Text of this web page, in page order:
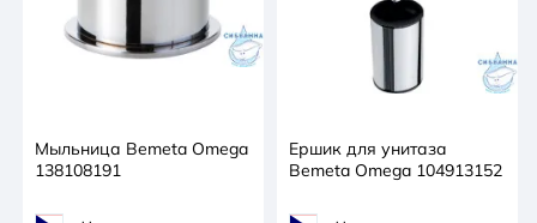
Мыльница Bemeta Omega
138108191
Ершик для унитаза
Bemeta Omega 104913152